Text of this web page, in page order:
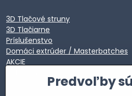
3D Tlačové struny
3D Tlačiarne
Príslušenstvo
Domáci extrúder / Masterbatches
AKCIE
Predvoľby